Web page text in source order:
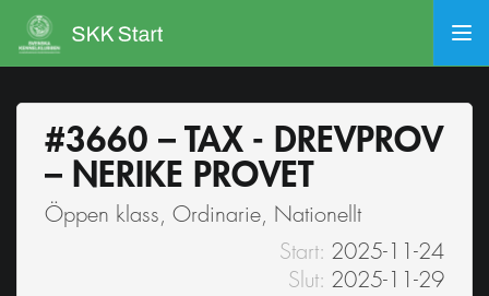
#3660 – TAX - DREVPROV
– NERIKE PROVET
Öppen klass, Ordinarie, Nationellt
Start: 2025-11-24
Slut: 2025-11-29